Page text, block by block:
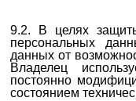
9.2. В целях
персональных
данных от
Владелец
постоянно
состоянием